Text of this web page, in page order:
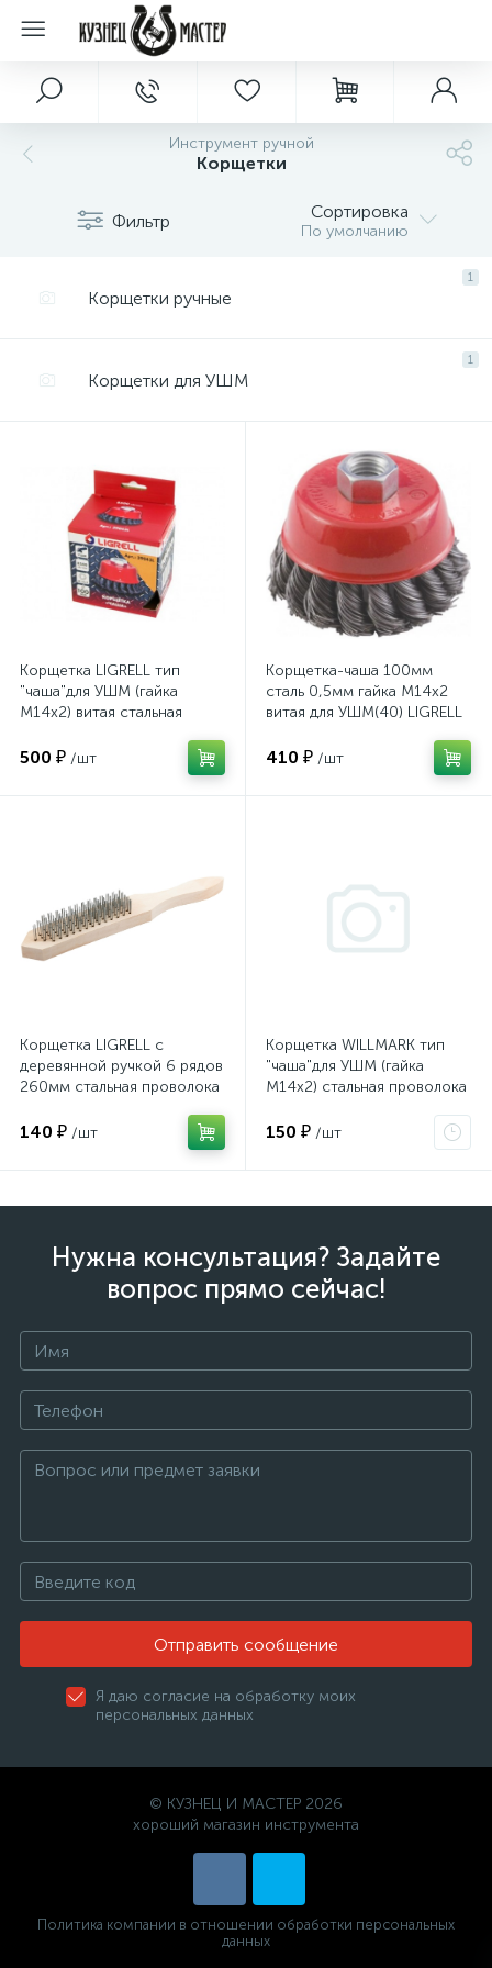
Инструмент ручной
Корщетки
Фильтр Сортировка
По умолчанию
1
Корщетки ручные
1
Корщетки для УШМ
Корщетка LIGRELL тип
"чаша"для УШМ (гайка
М14х2) витая стальная
125мм(5") 390
500 ₽ /шт
Корщетка-чаша 100мм
сталь 0,5мм гайка М14х2
витая для УШМ(40) LIGRELL
410 ₽ /шт
Корщетка LIGRELL с
деревянной ручкой 6 рядов
260мм стальная проволока
140 ₽ /шт
Корщетка WILLMARK тип
"чаша"для УШМ (гайка
М14х2) стальная проволока
150 ₽ /шт
Нужна консультация? Задайте
вопрос прямо сейчас!
Отправить сообщение
Я даю согласие на обработку моих
персональных данных
© КУЗНЕЦ И МАСТЕР 2026
хороший магазин инструмента
Политика компании в отношении обработки персональных
данных